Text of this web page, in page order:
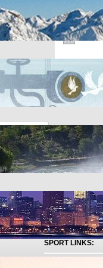
Doch kann
SPORT LINKS: